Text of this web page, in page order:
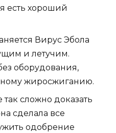
есть хороший
Вирус Эбола
и летучим.
оборудования,
жиросжиганию.
сложно доказать
сделала все
одобрение